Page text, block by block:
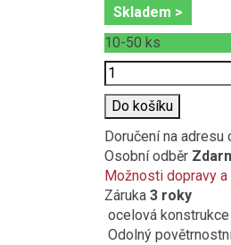
Skladem >
10-50 ks
Počet
Do košíku
Doručení na adresu
Osobní odběr
Možnosti dopravy
Záruka 3 roky
ocelová konstrukce
Odolný